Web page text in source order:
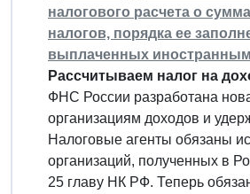
налогового расчета о
налогов, порядка ее
выплаченных
Рассчитываем налог на
ФНС России разработана
организациям доходов и
Налоговые агенты обязаны
организаций, полученных в
25 главу НК РФ. Теперь